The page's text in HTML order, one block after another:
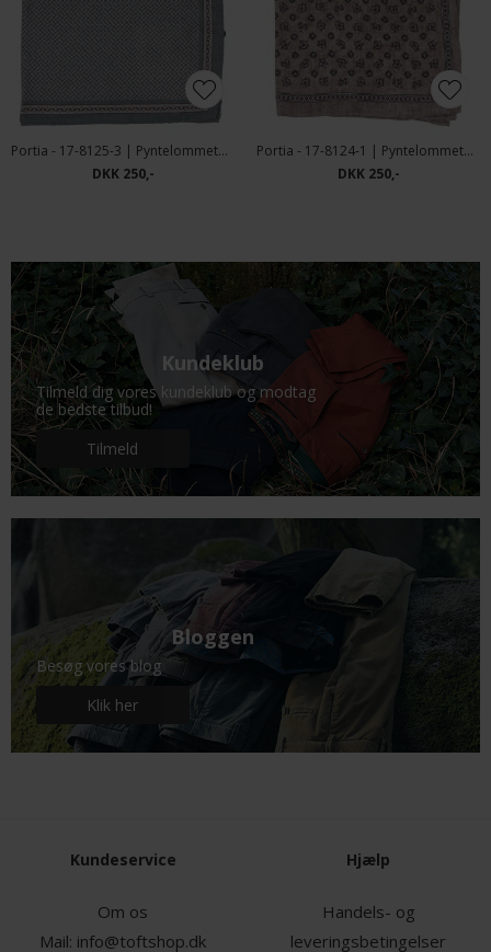
Portia - 17-8125-3 | Pyntelommetørklæde
DKK 250,-
Portia - 17-8124-1 | Pyntelommetørklæde
DKK 250,-
Kundeklub
Tilmeld dig vores kundeklub og modtag
de bedste tilbud!
Tilmeld
Bloggen
Besøg vores blog
Klik her
Kundeservice
Om os
Mail: info@toftshop.dk
Hjælp
Handels- og
leveringsbetingelser